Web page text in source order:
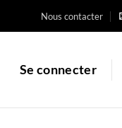
Nous contacter
Se connecter